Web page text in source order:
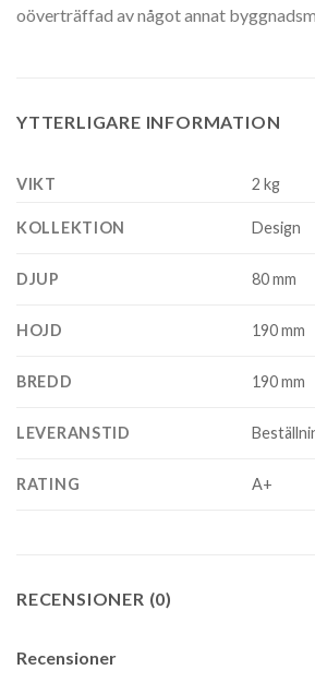
oöverträffad av något annat
YTTERLIGARE INFORMATION
VIKT 2 kg
KOLLEKTION Design
DJUP 80 mm
HOJD 190 mm
BREDD 190 mm
LEVERANSTID
RATING A+
RECENSIONER (0)
Recensioner